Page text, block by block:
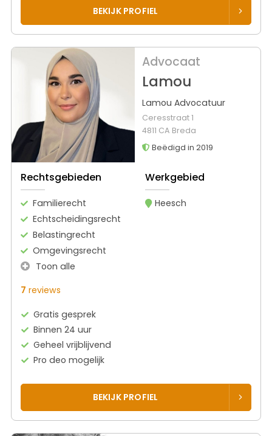
BEKIJK PROFIEL
Advocaat
Lamou
Lamou Advocatuur
Ceresstraat 1
4811 CA Breda
Beëdigd in 2019
Rechtsgebieden
Familierecht
Echtscheidingsrecht
Belastingrecht
Omgevingsrecht
Toon alle
Werkgebied
Heesch
7 reviews
Gratis gesprek
Binnen 24 uur
Geheel vrijblijvend
Pro deo mogelijk
BEKIJK PROFIEL